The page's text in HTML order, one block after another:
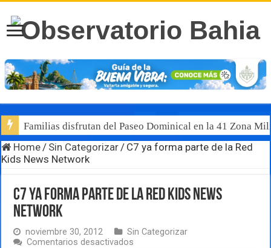
Familias disfrutan del Paseo Dominical en la 41 Zona
Home / Sin Categorizar / C7 ya forma parte de la Red
Kids News Network
C7 ya forma parte de la Red Kids News
Network
noviembre 30, 2012
Sin Categorizar
Comentarios desactivados